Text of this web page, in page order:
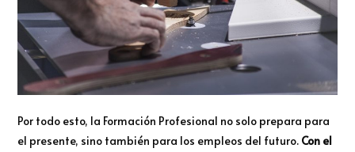
Por todo esto, la Formación Profesional no solo prepara para
el presente, sino también para los empleos del futuro. Con el